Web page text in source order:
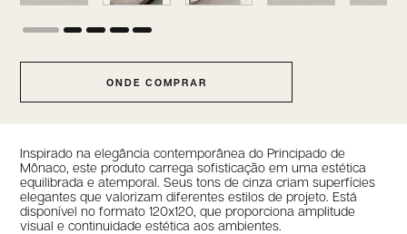
ONDE COMPRAR
Inspirado na elegância contemporânea do Principado de
Mônaco, este produto carrega sofisticação em uma estética
equilibrada e atemporal. Seus tons de cinza criam superfícies
elegantes que valorizam diferentes estilos de projeto. Está
disponível no formato 120x120, que proporciona amplitude
visual e continuidade estética aos ambientes.